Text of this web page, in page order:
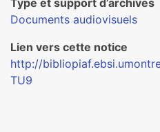
Type et support d’archives
Documents audiovisuels
Lien vers cette notice
http://
TU9